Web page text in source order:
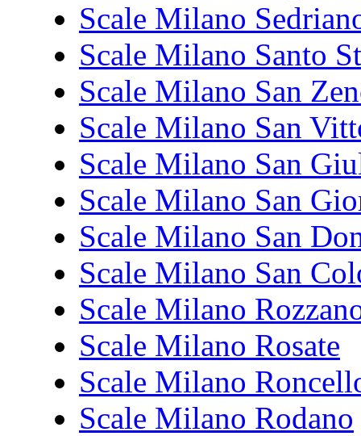
Scale Milano
Scale Milano Santo
Scale Milano San
Scale Milano San
Scale Milano San
Scale Milano San
Scale Milano San
Scale Milano San
Scale Milano
Scale Milano Rosate
Scale Milano
Scale Milano Rodano